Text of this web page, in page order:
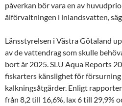
påverkan bör vara en av
ålförvaltningen i inlandsvatten,
Länsstyrelsen i Västra Götaland
av de vattendrag som skulle
bort år 2025. SLU Aqua Reports
fiskarters känslighet för
kalkningsåtgärder. Enligt
från 8,2 till 16,6%, lax 6 till 29,9%